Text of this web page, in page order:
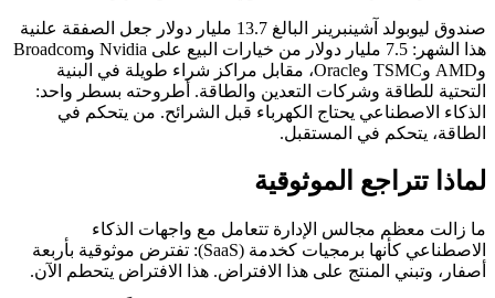
صندوق ليوبولد آشينبرينر البالغ 13.7 مليار دولار جعل الصفقة علنية
هذا الشهر: 7.5 مليار دولار من خيارات البيع على Nvidia وBroadcom
وAMD وTSMC وOracle، مقابل مراكز شراء طويلة في البنية
التحتية للطاقة وشركات التعدين والطاقة. أطروحته بسطر واحد:
الذكاء الاصطناعي يحتاج الكهرباء قبل الشرائح. من يتحكم في
الطاقة، يتحكم في المستقبل.
لماذا تتراجع الموثوقية
ما زالت معظم مجالس الإدارة تتعامل مع واجهات الذكاء
الاصطناعي كأنها برمجيات كخدمة (SaaS): تفترض موثوقية بأربعة
أصفار، وتبني المنتج على هذا الافتراض. هذا الافتراض يتحطم الآن.